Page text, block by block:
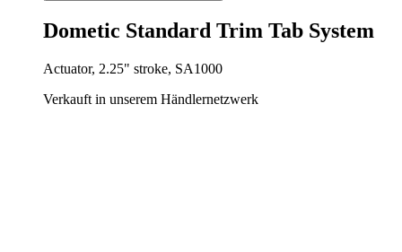
Dometic Standard Trim Tab System
Actuator, 2.25" stroke, SA1000
Verkauft in unserem Händlernetzwerk